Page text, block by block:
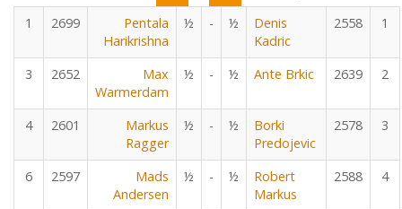
1
2699
Pentala
Harikrishna
½ - ½
Denis
Kadric
2558 1
3 2652
Max
Warmerdam
½ - ½ Ante Brkic 2639 2
4 2601
Markus
Ragger
½ - ½
Borki
Predojevic
2578 3
6 2597
Mads
Andersen
½ - ½
Robert
Markus
2588 4